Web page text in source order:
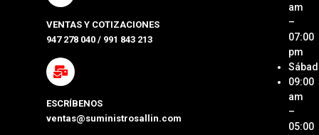
VENTAS Y COTIZACIONES
947 278 040 / 991 843 213
ESCRÍBENOS
ventas@suministrosallin.com
y Pcs
Ubica
Tienda
de
am
–
07:00
pm
09:00
am
–
05:00